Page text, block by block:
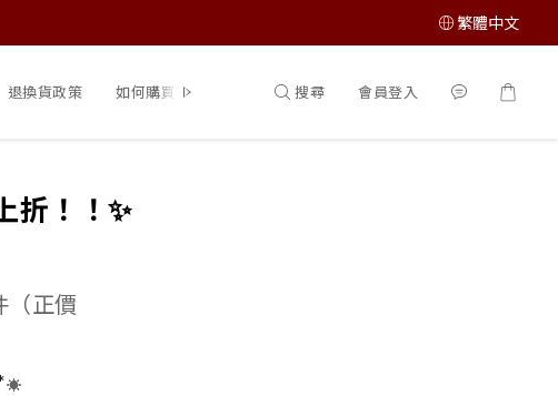
繁體中文
退換貨政策 如何購買 搜尋 會員登入
折！！✨
（正價
☀️